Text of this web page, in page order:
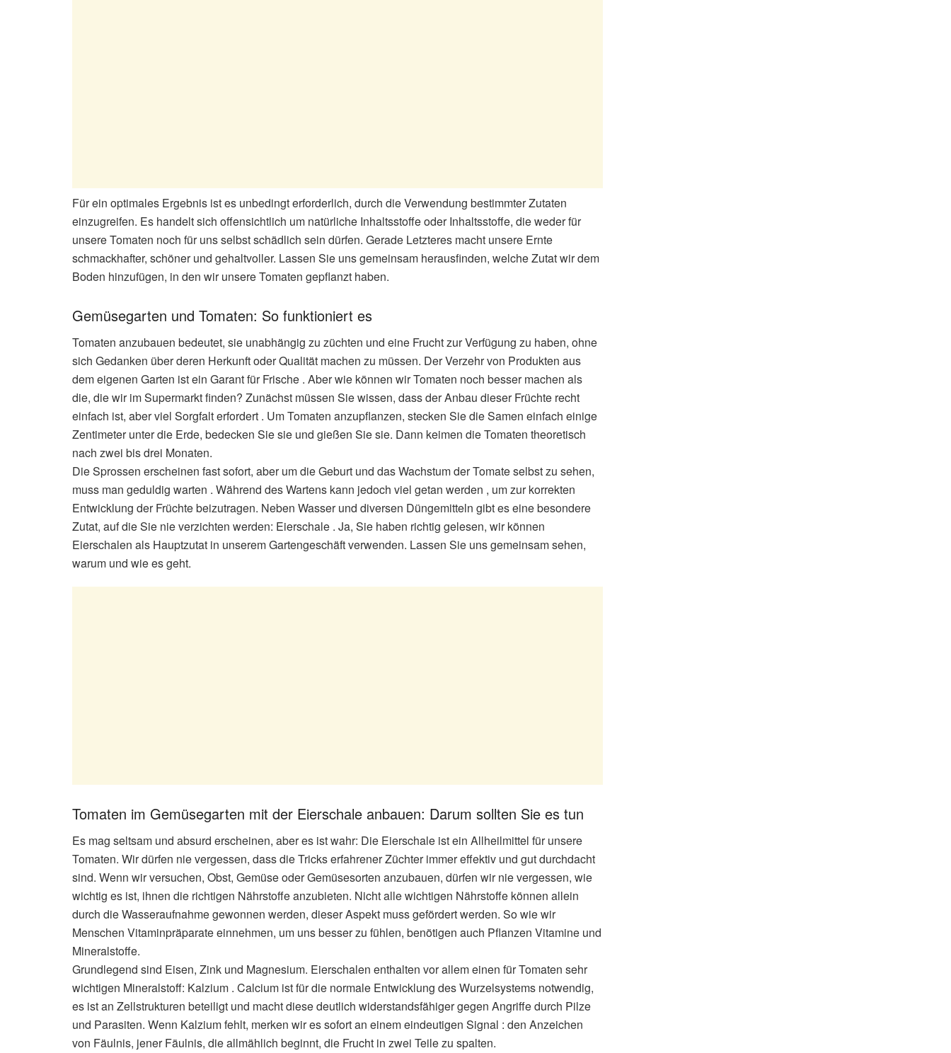
Für ein optimales Ergebnis ist es unbedingt erforderlich, durch die Verwendung bestimmter Zutaten
einzugreifen. Es handelt sich offensichtlich um natürliche Inhaltsstoffe oder Inhaltsstoffe, die weder für
unsere Tomaten noch für uns selbst schädlich sein dürfen. Gerade Letzteres macht unsere Ernte
schmackhafter, schöner und gehaltvoller. Lassen Sie uns gemeinsam herausfinden, welche Zutat wir dem
Boden hinzufügen, in den wir unsere Tomaten gepflanzt haben.
Gemüsegarten und Tomaten: So funktioniert es
Tomaten anzubauen bedeutet, sie unabhängig zu züchten und eine Frucht zur Verfügung zu haben, ohne
sich Gedanken über deren Herkunft oder Qualität machen zu müssen. Der Verzehr von Produkten aus
dem eigenen Garten ist ein Garant für Frische . Aber wie können wir Tomaten noch besser machen als
die, die wir im Supermarkt finden? Zunächst müssen Sie wissen, dass der Anbau dieser Früchte recht
einfach ist, aber viel Sorgfalt erfordert . Um Tomaten anzupflanzen, stecken Sie die Samen einfach einige
Zentimeter unter die Erde, bedecken Sie sie und gießen Sie sie. Dann keimen die Tomaten theoretisch
nach zwei bis drei Monaten.
Die Sprossen erscheinen fast sofort, aber um die Geburt und das Wachstum der Tomate selbst zu sehen,
muss man geduldig warten . Während des Wartens kann jedoch viel getan werden , um zur korrekten
Entwicklung der Früchte beizutragen. Neben Wasser und diversen Düngemitteln gibt es eine besondere
Zutat, auf die Sie nie verzichten werden: Eierschale . Ja, Sie haben richtig gelesen, wir können
Eierschalen als Hauptzutat in unserem Gartengeschäft verwenden. Lassen Sie uns gemeinsam sehen,
warum und wie es geht.
Tomaten im Gemüsegarten mit der Eierschale anbauen: Darum sollten Sie es tun
Es mag seltsam und absurd erscheinen, aber es ist wahr: Die Eierschale ist ein Allheilmittel für unsere
Tomaten. Wir dürfen nie vergessen, dass die Tricks erfahrener Züchter immer effektiv und gut durchdacht
sind. Wenn wir versuchen, Obst, Gemüse oder Gemüsesorten anzubauen, dürfen wir nie vergessen, wie
wichtig es ist, ihnen die richtigen Nährstoffe anzubieten. Nicht alle wichtigen Nährstoffe können allein
durch die Wasseraufnahme gewonnen werden, dieser Aspekt muss gefördert werden. So wie wir
Menschen Vitaminpräparate einnehmen, um uns besser zu fühlen, benötigen auch Pflanzen Vitamine und
Mineralstoffe.
Grundlegend sind Eisen, Zink und Magnesium. Eierschalen enthalten vor allem einen für Tomaten sehr
wichtigen Mineralstoff: Kalzium . Calcium ist für die normale Entwicklung des Wurzelsystems notwendig,
es ist an Zellstrukturen beteiligt und macht diese deutlich widerstandsfähiger gegen Angriffe durch Pilze
und Parasiten. Wenn Kalzium fehlt, merken wir es sofort an einem eindeutigen Signal : den Anzeichen
von Fäulnis, jener Fäulnis, die allmählich beginnt, die Frucht in zwei Teile zu spalten.